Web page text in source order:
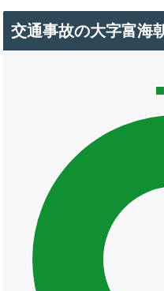
交通事故の大字富海